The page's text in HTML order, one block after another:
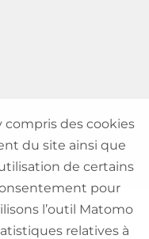
compris des cookies
du site ainsi que
de certains
pour
l’outil Matomo
relatives à